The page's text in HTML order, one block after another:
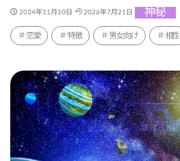
2024年11月10日 2026年7月21日 神秘
恋愛 特徴 男女向け 相性